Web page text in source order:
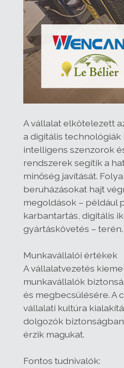
A vállalat elkötelezett
a digitális technológiák
intelligens szenzorok
rendszerek segítik a
minőség javítását.
beruházásokat hajt
megoldások – például
karbantartás, digitális
gyártáskövetés – terén.
Munkavállalói értékek
A vállalatvezetés
munkavállalók
és megbecsülésére. A
vállalati kultúra
dolgozók
érzik magukat.
Fontos tudnivalók: